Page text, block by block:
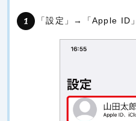
「設定」→「Apple ID」